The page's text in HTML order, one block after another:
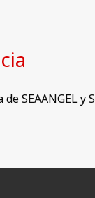
SEAANGEL